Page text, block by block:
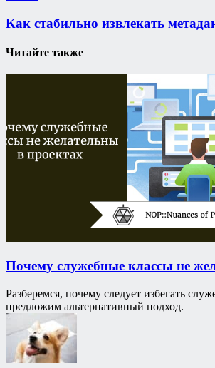
Как стабильно извлекать
Читайте также
Почему служебные классы не
Разберемся, почему следует избегать
предложим альтернативный подход.